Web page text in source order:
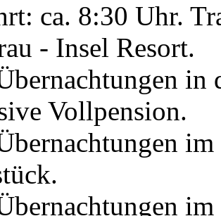
ca. 8:30 Uhr.
- Insel Resort.
in
Vollpension.